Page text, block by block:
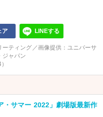
ア LINEする
ティング／画像提供：ユニバーサ
ジャパン
・サマー 2022」劇場版最新作